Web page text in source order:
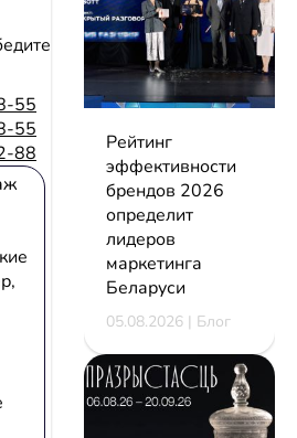
125
55
55
88
Рейтинг
эффективности
брендов 2026
определит
лидеров
маркетинга
Беларуси
05.08.2026 | Блог